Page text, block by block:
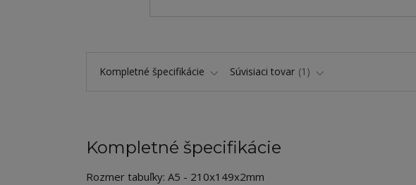
Kompletné špecifikácie Súvisiaci tovar 1
Kompletné špecifikácie
Rozmer tabuľky: A5 - 210x149x2mm